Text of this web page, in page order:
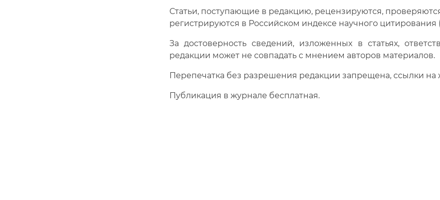
Статьи, поступающие в редакцию, рецензируются,
регистрируются в Российском индексе научного цитирования
За достоверность сведений, изложенных в статьях,
редакции может не совпадать с мнением авторов материалов.
Перепечатка без разрешения редакции запрещена, ссылки
Публикация в журнале бесплатная.